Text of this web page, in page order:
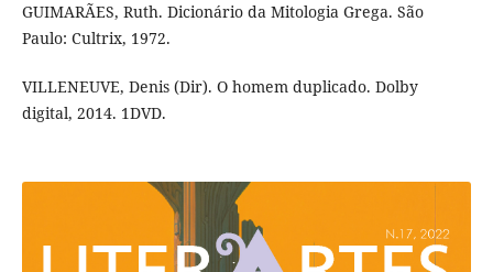
GUIMARÃES, Ruth. Dicionário da Mitologia Grega. São
Paulo: Cultrix, 1972.
VILLENEUVE, Denis (Dir). O homem duplicado. Dolby
digital, 2014. 1DVD.